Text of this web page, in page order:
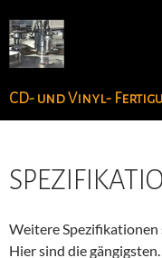
Inhalt
springen
CD- und Vinyl-
Weitere
Hier sind die